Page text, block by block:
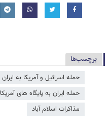
برچسب‌ها
حمله اسرائیل و آمریکا به ایران
حمله ایران به پایگاه های آمریکا
مذاکرات اسلام آباد